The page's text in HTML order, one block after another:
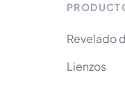
Revelado
Lienzos